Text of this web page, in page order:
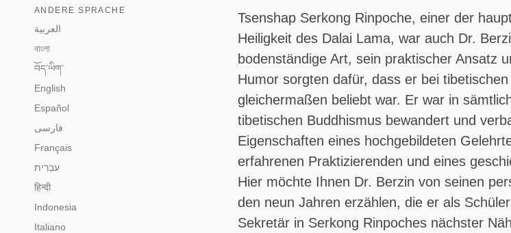
ANDERE SPRACHE
العربية
বাংলা
བོད་ཡིག་
English
Español
فارسی
Français
हिन्दी
Indonesia
Italiano
Tsenshap Serkong Rinpoche, einer der
Heiligkeit des Dalai Lama, war auch Dr.
bodenständige Art, sein praktischer Ansatz
Humor sorgten dafür, dass er bei
gleichermaßen beliebt war. Er war in
tibetischen Buddhismus bewandert und
Eigenschaften eines hochgebildeten
erfahrenen Praktizierenden und eines
Hier möchte Ihnen Dr. Berzin von seinen
den neun Jahren erzählen, die er als
Sekretär in Serkong Rinpoches nächster